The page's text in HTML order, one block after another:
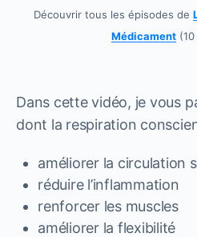
Découvrir tous les épisodes de
Médicament
Dans cette vidéo, je vous
dont la respiration
améliorer la circulation
réduire l’inflammation
renforcer les muscles
améliorer la flexibilité